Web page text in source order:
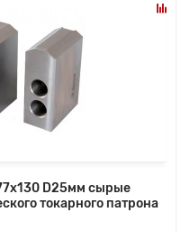
D25мм сырые
токарного патрона